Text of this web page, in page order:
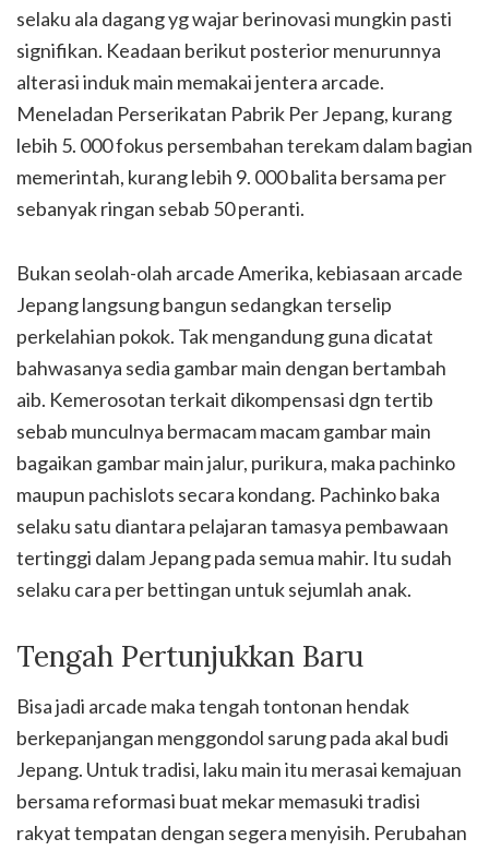
selaku ala dagang yg wajar berinovasi mungkin pasti
signifikan. Keadaan berikut posterior menurunnya
alterasi induk main memakai jentera arcade.
Meneladan Perserikatan Pabrik Per Jepang, kurang
lebih 5. 000 fokus persembahan terekam dalam bagian
memerintah, kurang lebih 9. 000 balita bersama per
sebanyak ringan sebab 50 peranti.
Bukan seolah-olah arcade Amerika, kebiasaan arcade
Jepang langsung bangun sedangkan terselip
perkelahian pokok. Tak mengandung guna dicatat
bahwasanya sedia gambar main dengan bertambah
aib. Kemerosotan terkait dikompensasi dgn tertib
sebab munculnya bermacam macam gambar main
bagaikan gambar main jalur, purikura, maka pachinko
maupun pachislots secara kondang. Pachinko baka
selaku satu diantara pelajaran tamasya pembawaan
tertinggi dalam Jepang pada semua mahir. Itu sudah
selaku cara per bettingan untuk sejumlah anak.
Tengah Pertunjukkan Baru
Bisa jadi arcade maka tengah tontonan hendak
berkepanjangan menggondol sarung pada akal budi
Jepang. Untuk tradisi, laku main itu merasai kemajuan
bersama reformasi buat mekar memasuki tradisi
rakyat tempatan dengan segera menyisih. Perubahan